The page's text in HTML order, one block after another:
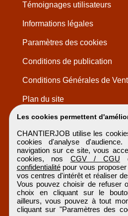
Les cookies permettent
CHANTIERJOB utilise les
cookies d'analyse
navigation sur ce site, vous
cookies, nos CGV / CGU
confidentialitépour vous
vos centres d'intérêt et réaliser
Vous pouvez choisir de refuser
choix en cliquant sur le
ailleurs, vous pouvez à tout
cliquant sur "Paramètres des
Témoignages utilisateurs
Informations légales
Paramètres des cookies
Conditions de publication
Conditions Générales de
Plan du site